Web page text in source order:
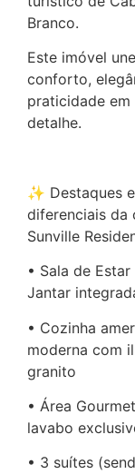
Branco.
Este imóvel une
conforto,
praticidade em
detalhe.
✨ Destaques e
diferenciais da
Sunville
• Sala de Estar
Jantar
• Cozinha
moderna com
granito
• Área
lavabo
• 3 suítes